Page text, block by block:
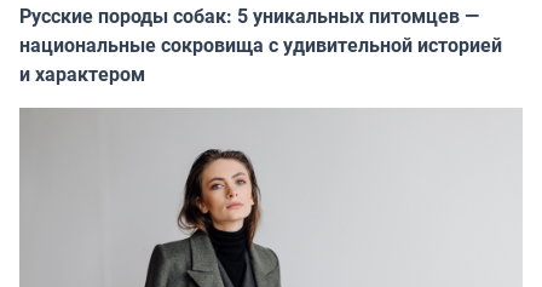
Русские породы собак: 5 уникальных питомцев —
национальные сокровища с удивительной историей
и характером